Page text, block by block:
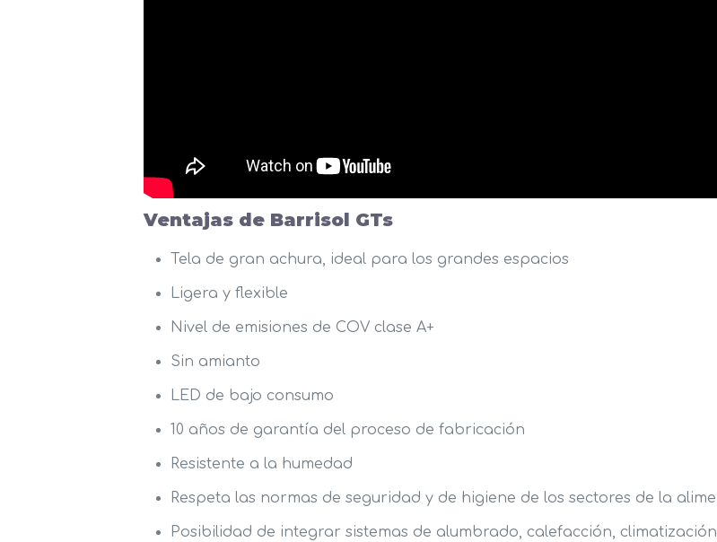
Ventajas de Barrisol GTs
Tela de gran achura, ideal para los grandes espacios
Ligera y flexible
Nivel de emisiones de COV clase A+
Sin amianto
LED de bajo consumo
10 años de garantía del proceso de fabricación
Resistente a la humedad
Respeta las normas de seguridad y de higiene de los sectores de la
Posibilidad de integrar sistemas de alumbrado, calefacción,